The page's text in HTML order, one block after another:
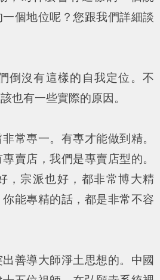
個地位呢？您跟我們詳細談
倒沒有這樣的自我定位。不
也有一些實際的原因。
專一。有專才能做到精。
賣店，我們是專賣店型的。
，宗派也好，都非常博大精
能專精的話，都是非常不容
導大師淨土思想的。中國